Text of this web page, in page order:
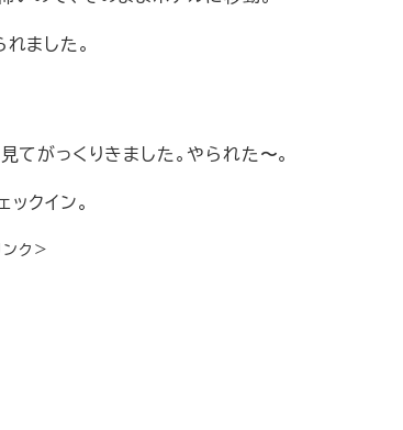
ました。
がっくりきました。やられた〜。
クイン。
ク＞